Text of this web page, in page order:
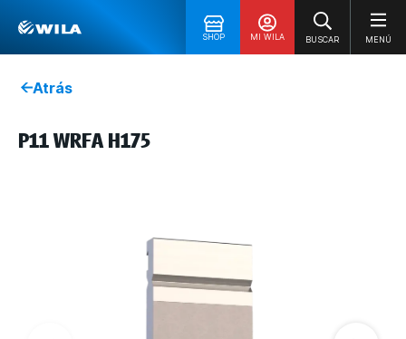
SHOP MI WILA BUSCAR MENÚ
Atrás
P11 WRFA H175